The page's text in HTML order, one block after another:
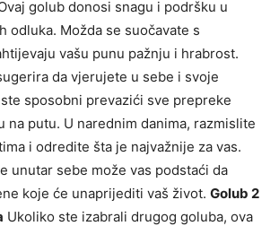
golub donosi snagu i podršku u
odluka. Možda se suočavate s
vašu punu pažnju i hrabrost.
da vjerujete u sebe i svoje
sposobni prevazići sve prepreke
na putu. U narednim danima, razmislite
i odredite šta je najvažnije za vas.
unutar sebe može vas podstaći da
koje će unaprijediti vaš život. Golub 2
Ukoliko ste izabrali drugog goluba, ova